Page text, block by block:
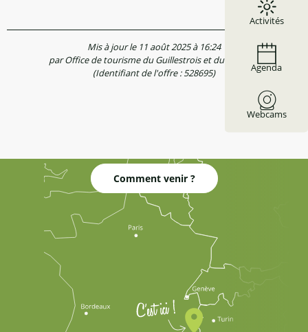
Activités
Agenda
Webcams
Mis à jour le 11 août 2025 à 16:24
par Office de tourisme du Guillestrois et du Queyras
(Identifiant de l'offre :528695)
Comment venir ?